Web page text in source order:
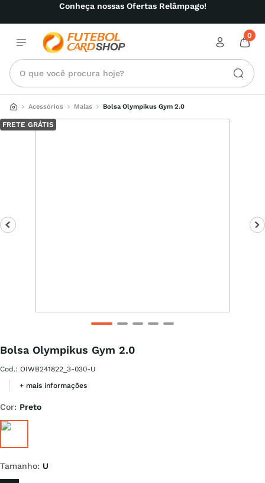
Conheça nossas Ofertas Relâmpago!
0
O que você procura hoje?
Acessórios Malas Bolsa Olympikus Gym 2.0
FRETE GRÁTIS
Bolsa Olympikus Gym 2.0
Cod.: OIWB241822_3-030-U
+ mais informações
Cor: Preto
Tamanho: U